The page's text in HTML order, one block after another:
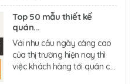
Top 50 mẫu thiết kế
quán...
Với nhu cầu ngày càng cao
của thị trường hiện nay thì
việc khách hàng tới quán c....